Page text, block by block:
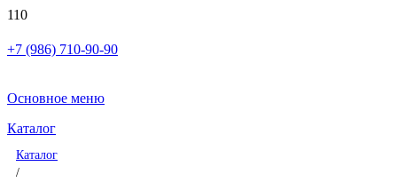
+7 (986) 710-90-90
Основное меню
Каталог
Каталог
/